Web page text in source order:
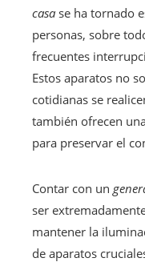
casa se ha tornado
personas, sobre
frecuentes
Estos aparatos no
cotidianas se
también ofrecen
para preservar el
Contar con un
ser
mantener la
de aparatos